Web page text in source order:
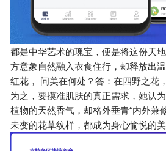
都是中华艺术的瑰宝，便是将这份天
方意象自然融入衣食住行，却释放出
红花， 问美在何处？答：在四野之花
为之，要摸准肌肤的真正需求，她认
植物的天然香气，却格外垂青“内外兼
未变的花草纹样，都成为身心愉悦的美